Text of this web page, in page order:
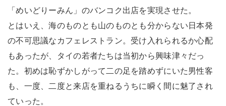
「めいどりーみん」のバンコク出店を実現させた。
とはいえ、海のものとも山のものとも分からない日本発
の不可思議なカフェレストラン。受け入れられるか心配
もあったが、タイの若者たちは当初から興味津々だっ
た。初めは恥ずかしがって二の足を踏めずにいた男性客
も、一度、二度と来店を重ねるうちに瞬く間に魅了され
ていった。